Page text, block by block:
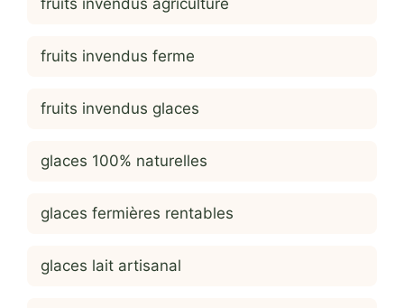
fruits invendus agriculture
fruits invendus ferme
fruits invendus glaces
glaces 100% naturelles
glaces fermières rentables
glaces lait artisanal